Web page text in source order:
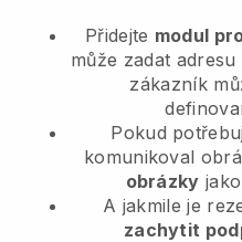
Přidejte modul
může zadat adresu
zákazník
Pokud
komunikoval
obrázky
A jakmile je
zachytit